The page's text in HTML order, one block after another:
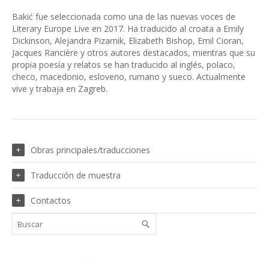
Bakić fue seleccionada como una de las nuevas voces de
Literary Europe Live en 2017. Ha traducido al croata a Emily
Dickinson, Alejandra Pizarnik, Elizabeth Bishop, Emil Cioran,
Jacques Rancière y otros autores destacados, mientras que su
propia poesía y relatos se han traducido al inglés, polaco,
checo, macedonio, esloveno, rumano y sueco. Actualmente
vive y trabaja en Zagreb.
Obras principales/traducciones
Traducción de muestra
Contactos